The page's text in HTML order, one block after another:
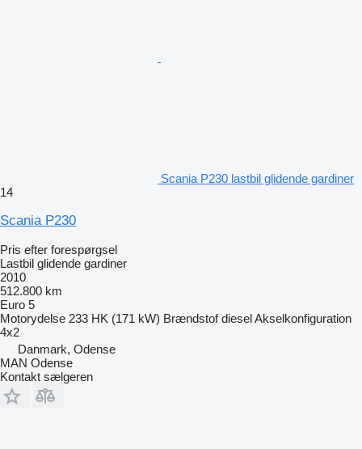
Scania P230 lastbil glidende gardiner
14
Scania P230
Pris efter forespørgsel
Lastbil glidende gardiner
2010
512.800 km
Euro 5
Motorydelse 233 HK (171 kW) Brændstof dieselAkselkonfiguration
4x2
Danmark, Odense
MAN Odense
Kontakt sælgeren